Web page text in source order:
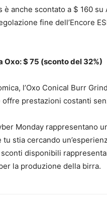
è anche scontato a $ 160
fine dell’Encore
$ 75 (sconto del 32%)
l’Oxo Conical Burr
prestazioni costanti
​​Monday rappresentano
stia cercando
disponibili
la produzione della birra.